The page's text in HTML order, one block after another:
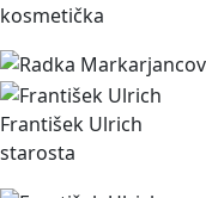
kosmetička
František Ulrich
starosta